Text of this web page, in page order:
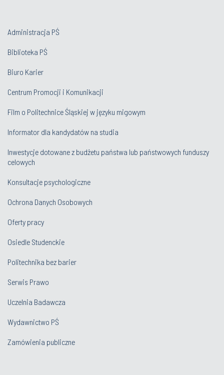
Administracja PŚ
Biblioteka PŚ
Biuro Karier
Centrum Promocji i Komunikacji
Film o Politechnice Śląskiej w języku migowym
Informator dla kandydatów na studia
Inwestycje dotowane z budżetu państwa lub państwowych funduszy
celowych
Konsultacje psychologiczne
Ochrona Danych Osobowych
Oferty pracy
Osiedle Studenckie
Politechnika bez barier
Serwis Prawo
Uczelnia Badawcza
Wydawnictwo PŚ
Zamówienia publiczne